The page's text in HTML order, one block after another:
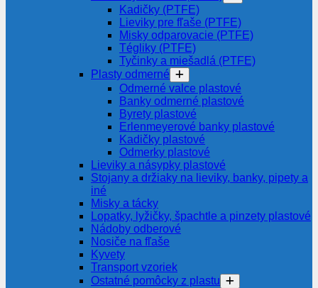
Kadičky (PTFE)
Lieviky pre fľaše (PTFE)
Misky odparovacie (PTFE)
Tégliky (PTFE)
Tyčinky a miešadlá (PTFE)
Plasty odmerné
Odmerné valce plastové
Banky odmerné plastové
Byrety plastové
Erlenmeyerové banky plastové
Kadičky plastové
Odmerky plastové
Lieviky a násypky plastové
Stojany a držiaky na lieviky, banky, pipety a
iné
Misky a tácky
Lopatky, lyžičky, špachtle a pinzety plastové
Nádoby odberové
Nosiče na fľaše
Kyvety
Transport vzoriek
Ostatné pomôcky z plastu